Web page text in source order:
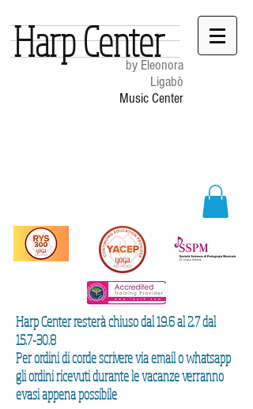
by Eleonora
Ligabò
Music Center
Harp Center
Harp Center resterà chiuso dal 19.6 al 2.7 dal
15.7-30.8
Per ordini di corde scrivere via email o whatsapp
gli ordini ricevuti durante le vacanze verranno
evasi appena possibile